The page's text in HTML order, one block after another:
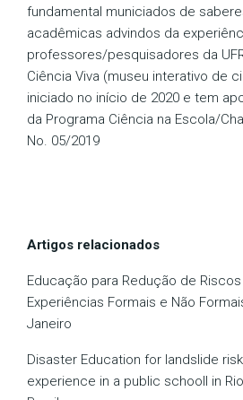
fundamental municiados de
acadêmicas advindos da
professores/pesquisadores da
Ciência Viva (museu interativo de
iniciado no início de 2020 e tem
da Programa Ciência na Escola/
No. 05/2019
Artigos relacionados
Educação para Redução de
Experiências Formais e Não
Janeiro
Disaster Education for landslide
experience in a public schooll in